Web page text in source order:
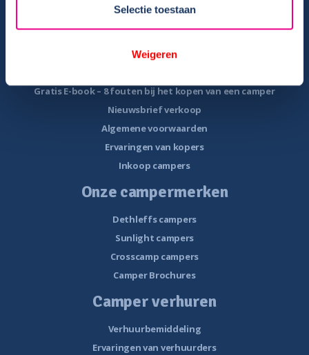
Selectie toestaan
Weigeren
Camper te koop
Overzicht campers te koop
Gratis E-book – 8 fouten bij het kopen van een camper
Nieuwsbrief verkoop
Algemene voorwaarden
Ervaringen van kopers
Inkoop campers
Onze campermerken
Dethleffs campers
Sunlight campers
Crosscamp campers
Camper Brochures
Camper verhuren
Verhuurbemiddeling
Ervaringen van verhuurders